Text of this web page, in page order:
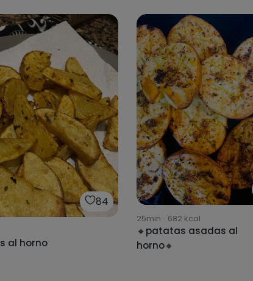
84
al horno
25min · 682 kcal
🔸patatas asadas al
horno🔸